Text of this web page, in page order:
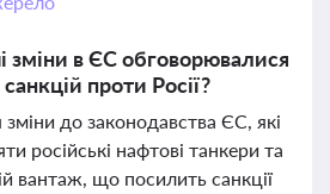
зміни в ЄС обговорювалися
проти Росії?
до законодавства ЄС, які
російські нафтові танкери та
вантаж, що посилить санкції